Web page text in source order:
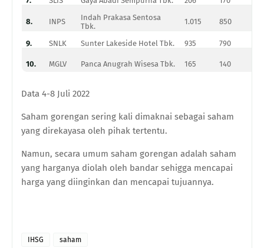
8. INPS
Indah Prakasa Sentosa
Tbk.
1.015 850
9. SNLK Sunter Lakeside Hotel Tbk. 935 790
10. MGLV Panca Anugrah Wisesa Tbk. 165 140
Data 4-8 Juli 2022
Saham gorengan sering kali dimaknai sebagai saham
yang direkayasa oleh pihak tertentu.
Namun, secara umum saham gorengan adalah saham
yang harganya diolah oleh bandar sehigga mencapai
harga yang diinginkan dan mencapai tujuannya.
IHSG saham